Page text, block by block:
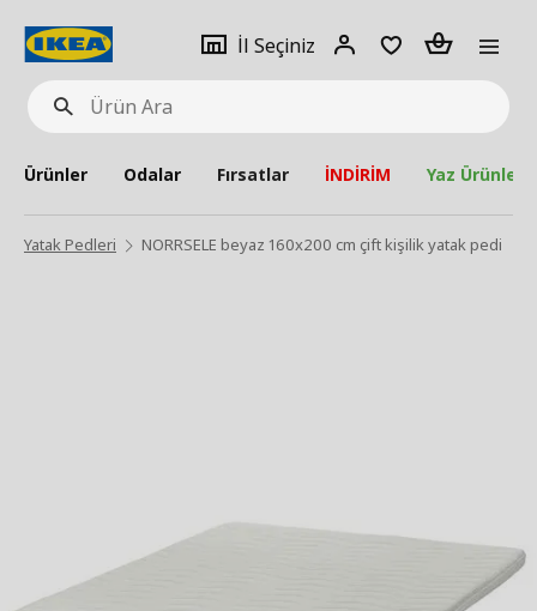
Ürün
Ara
İl Seçiniz
Giriş
Adet
Ürünler Odalar Fırsatlar İNDİRİM Yaz Ürünleri
Yatak Pedleri NORRSELE beyaz 160x200 cm çift kişilik yatak pedi